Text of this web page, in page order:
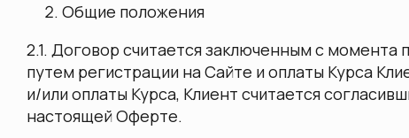
Общие положения
2.1. Договор считается заключенным с
путем регистрации на Сайте и оплаты Курса
и/или оплаты Курса, Клиент считается
настоящей Оферте.